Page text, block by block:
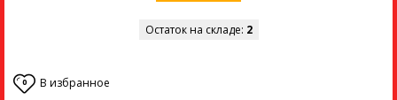
Остаток на складе: 2
0 В избранное